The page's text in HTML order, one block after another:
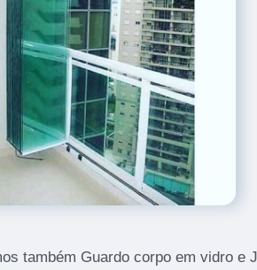
também Guardo corpo em vidro e